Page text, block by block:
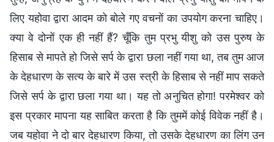
लिए यहोवा द्वारा आदम को बोले गए वचनों का उपयोग करना चाहिए।
क्या वे दोनों एक ही नहीं हैं? चूँकि तुम प्रभु यीशु को उस पुरुष के
हिसाब से मापते हो जिसे सर्प के द्वारा छला नहीं गया था, तब तुम आज
के देहधारण के सत्य के बारे में उस स्त्री के हिसाब से नहीं माप सकते
जिसे सर्प के द्वारा छला गया था। यह तो अनुचित होगा! परमेश्वर को
इस प्रकार मापना यह साबित करता है कि तुममें कोई विवेक नहीं है।
जब यहोवा ने दो बार देहधारण किया, तो उसके देहधारण का लिंग उन